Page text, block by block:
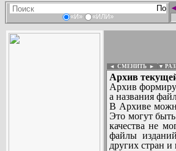
«И» «ИЛИ»
◄ СМЕНИТЬ ► ▼
Архив
Архив
а названия
В Архиве
Это могут
качества не
файлы
других стран и